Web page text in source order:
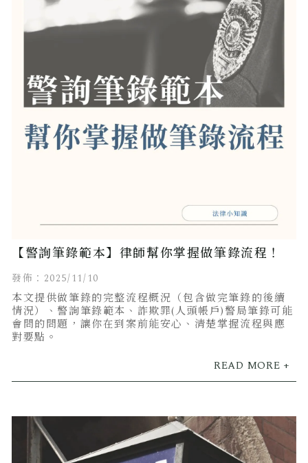
【警詢筆錄範本】律師幫你掌握做筆錄流程！
發佈：2025/11/10
本文提供做筆錄的完整流程概況（包含做完筆錄的後續
情況）、警詢筆錄範本、詐欺罪(人頭帳戶)警局筆錄可能
會問的問題，讓你在到案前能安心、清楚掌握流程與應
對要點。